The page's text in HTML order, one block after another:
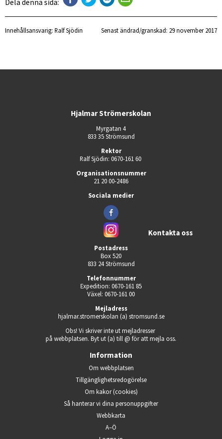
Dela denna sida:
Innehållsansvarig: Ralf Sjödin Senast ändrad/granskad: 29 november 2017
Hjalmar Strömerskolan
Myrgatan 4
833 35 Strömsund
Rektor
Ralf Sjödin: 0670-161 60
Organisationsnummer
21 20 00-2486
Sociala medier
Kontakta oss
Postadress
Box 520
833 24 Strömsund
Telefonnummer
Expedition: 0670-161 85
Växel: 0670-161 00
Mejladress
hjalmar.stromerskolan (a) stromsund.se
Obs! Vi skriver inte ut mejladresser
på webbplatsen. Byt ut (a) till @ för att mejla oss.
Information
Om webbplatsen
Tillgänglighets­redogörelse
Om kakor (cookies)
Så hanterar vi dina person­uppgifter
Webbkarta
A–Ö